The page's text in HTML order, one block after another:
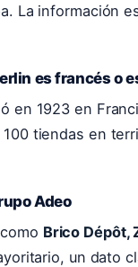
La información
es francés o
en 1923 en
tiendas en
Adeo
Brico Dépôt,
un dato